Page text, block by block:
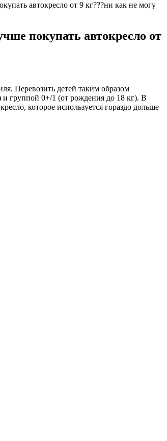
автокресло от 9 кг???ни как не могу
покупать автокресло от
Перевозить детей таким образом
и группой 0+/1 (от рождения до 18 кг). В
которое используется гораздо дольше